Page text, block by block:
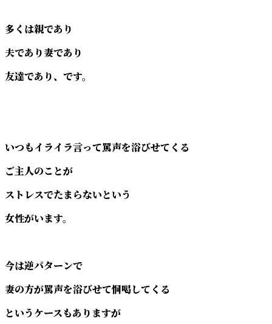
多くは親であり
夫であり妻であり
友達であり、です。
いつもイライラ言って罵声を浴びせてくる
ご主人のことが
ストレスでたまらないという
女性がいます。
今は逆パターンで
妻の方が罵声を浴びせて恫喝してくる
というケースもありますが